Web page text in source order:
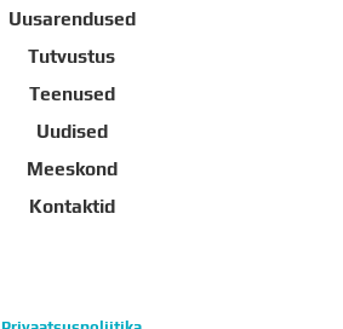
Uusarendused
Tutvustus
Teenused
Uudised
Meeskond
Kontaktid